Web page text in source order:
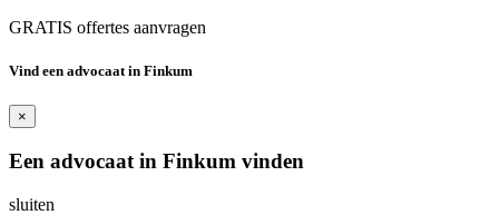
GRATIS offertes aanvragen
Vind een advocaat in Finkum
×
Een advocaat in Finkum vinden
sluiten